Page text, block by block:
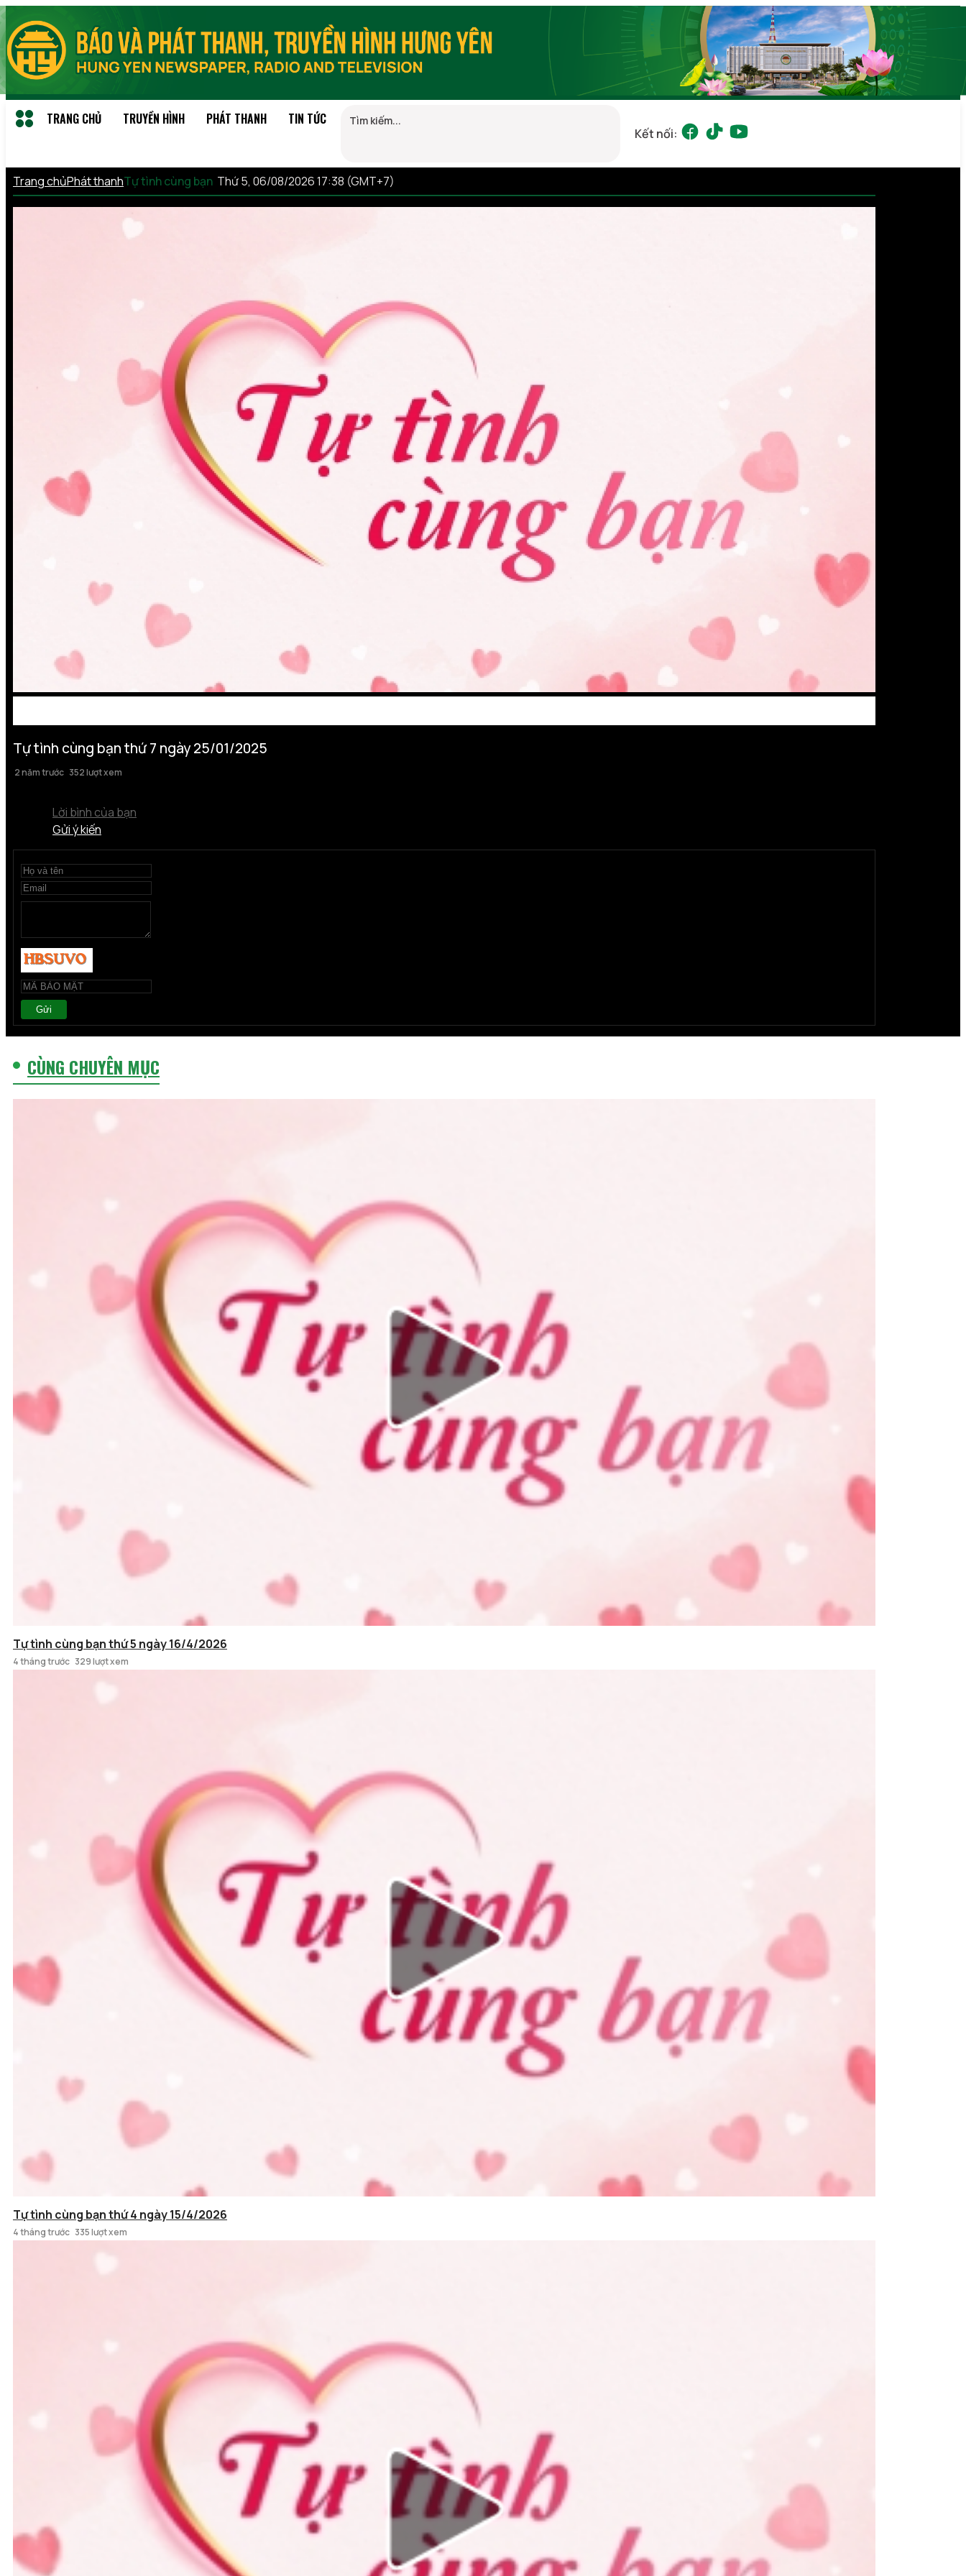
TRANG CHỦ TRUYỀN HÌNH PHÁT THANH TIN TỨC
Kết nối:
Trang chủPhát thanhTự tình cùng bạn Thứ 5, 06/08/2026 17:38 (GMT+7)
Tự tình cùng bạn thứ 7 ngày 25/01/2025
2 năm trước 352 lượt xem
Lời bình của bạn
Gửi ý kiến
Gửi
CÙNG CHUYÊN MỤC
Tự tình cùng bạn thứ 5 ngày 16/4/2026
4 tháng trước 329 lượt xem
Tự tình cùng bạn thứ 4 ngày 15/4/2026
4 tháng trước 335 lượt xem